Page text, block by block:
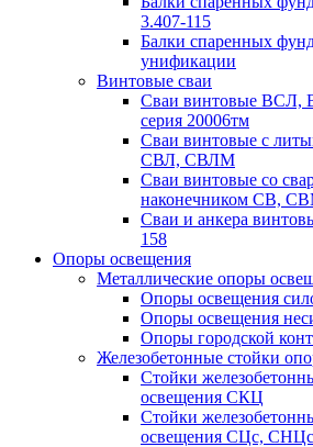
3.407-115
Балки спаренных
унификации
Винтовые сваи
Сваи винтовые
серия 20006тм
Сваи винтовые с
СВЛ, СВЛМ
Сваи винтовые со
наконечником СВ,
Сваи и анкера
158
Опоры освещения
Металлические опоры
Опоры освещения
Опоры освещения
Опоры городской
Железобетонные стойки
Стойки
освещения СКЦ
Стойки
освещения СЦс, СНЦс